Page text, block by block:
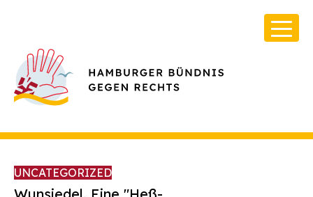
UNCATEGORIZED